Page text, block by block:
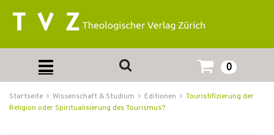
0
Startseite Wissenschaft & Studium Editionen
Touristifizierung der
Religion oder Spiritualisierung des Tourismus?